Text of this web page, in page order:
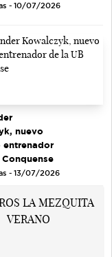
- 10/07/2026
nuevo
entrenador
- 13/07/2026